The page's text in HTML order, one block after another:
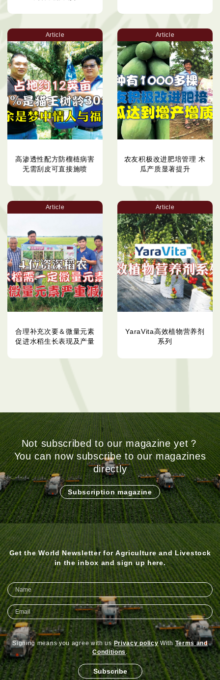
Article
高渗透性配方防榴梿病害
无需刮皮可直接施喷
Article
农友积极改进肥培管理 木
瓜产质显著提升
Article
合理补充次要＆微量元素
促进水稻生长表现及产量
Article
YaraVita高效植物营养剂
系列
Not subscribed to our magazine yet？
You can now subscribe to our magazines
directly
Subscription magazine
Get the World Newsletter for Agriculture and Livestock
in the inbox and sign up here.
Signing means you agree with usPrivacy policyWithTerms and
Conditions
Subscribe